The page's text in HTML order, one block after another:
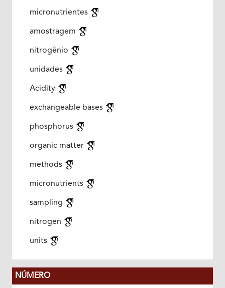
micronutrientes
amostragem
nitrogênio
unidades
Acidity
exchangeable bases
phosphorus
organic matter
methods
micronutrients
sampling
nitrogen
units
NÚMERO